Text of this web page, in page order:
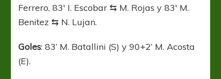
Ferrero, 83′ I. Escobar ⇆ M. Rojas y 83′ M.
Benitez ⇆ N. Lujan.
Goles: 83’ M. Batallini (S) y 90+2’ M. Acosta
(E).